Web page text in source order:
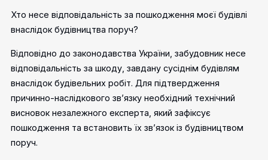
Хто несе відповідальність за пошкодження моєї будівлі
внаслідок будівництва поруч?
Відповідно до законодавства України, забудовник несе
відповідальність за шкоду, завдану сусіднім будівлям
внаслідок будівельних робіт. Для підтвердження
причинно-наслідкового зв’язку необхідний технічний
висновок незалежного експерта, який зафіксує
пошкодження та встановить їх зв’язок із будівництвом
поруч.